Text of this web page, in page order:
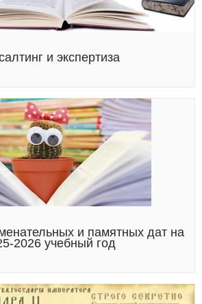
и экспертиза
и памятных дат на
2026 учебный год